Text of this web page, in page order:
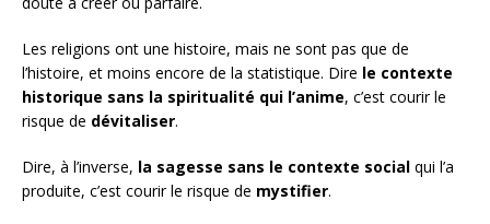
Les religions ont une histoire, mais ne sont pas que de
l’histoire, et moins encore de la statistique. Dire le contexte
historique sans la spiritualité qui l’anime, c’est courir le
risque de dévitaliser.
Dire, à l’inverse, la sagesse sans le contexte social qui l’a
produite, c’est courir le risque de mystifier.